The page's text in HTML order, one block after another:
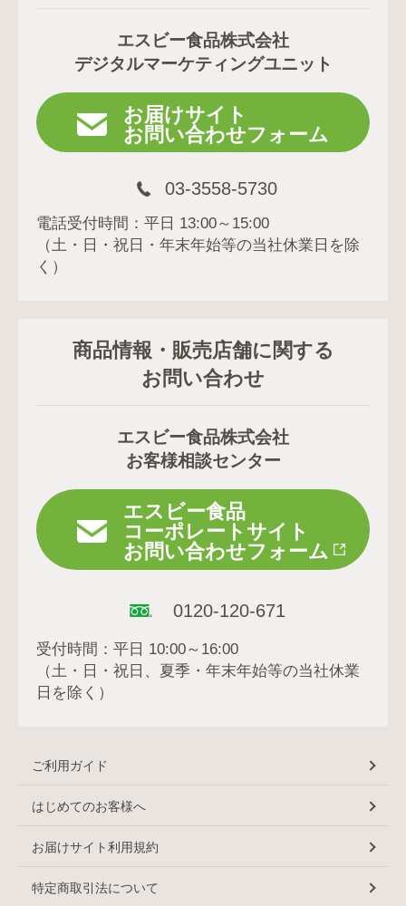
エスビー食品株式会社
デジタルマーケティングユニット
お届けサイト
お問い合わせフォーム
03-3558-5730
電話受付時間：平日 13:00～15:00
（土・日・祝日・年末年始等の当社休業日を除
く）
商品情報・販売店舗に関する
お問い合わせ
エスビー食品株式会社
お客様相談センター
エスビー食品
コーポレートサイト
お問い合わせフォーム
0120-120-671
受付時間：平日 10:00～16:00
（土・日・祝日、夏季・年末年始等の当社休業
日を除く）
ご利用ガイド
はじめてのお客様へ
お届けサイト利用規約
特定商取引法について